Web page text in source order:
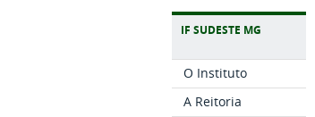
IF SUDESTE MG
O Instituto
A Reitoria